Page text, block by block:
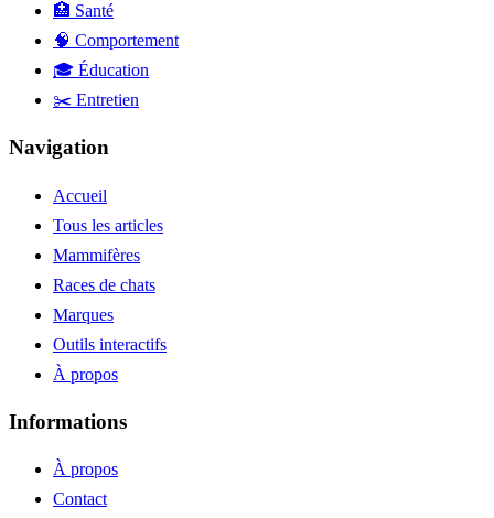
🏥 Santé
🧠 Comportement
🎓 Éducation
✂️ Entretien
Navigation
Accueil
Tous les articles
Mammifères
Races de chats
Marques
Outils interactifs
À propos
Informations
À propos
Contact